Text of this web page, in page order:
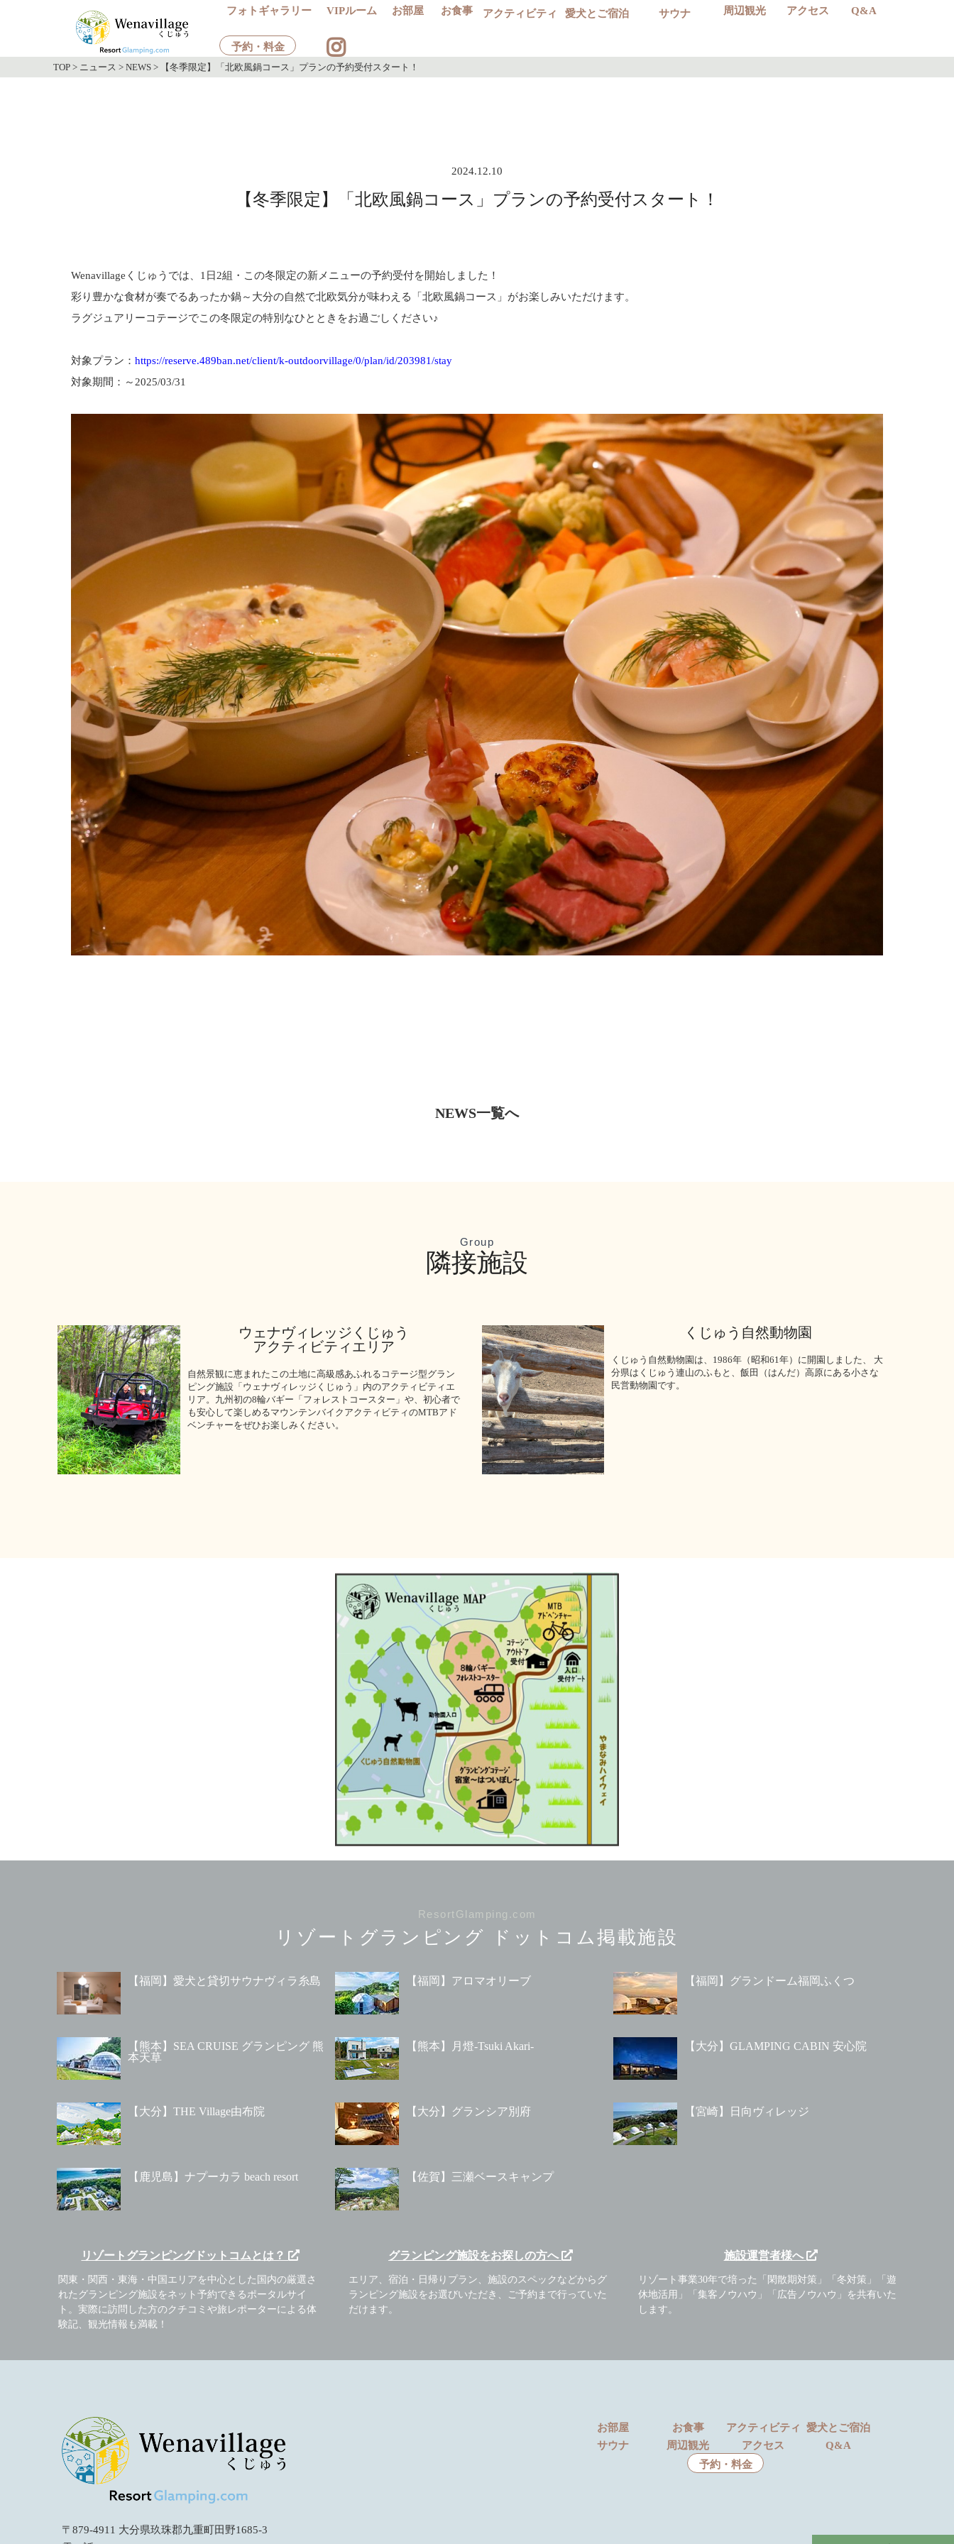
フォトギャラリー VIPルーム お部屋 お食事 アクティビティ 愛犬とご宿泊 サウナ 周辺観光 アクセス Q&A
予約・料金
TOP> ニュース > NEWS> 【冬季限定】「北欧風鍋コース」プランの予約受付スタート！
2024.12.10
【冬季限定】「北欧風鍋コース」プランの予約受付スタート！
Wenavillageくじゅうでは、1日2組・この冬限定の新メニューの予約受付を開始しました！
彩り豊かな食材が奏でるあったか鍋～大分の自然で北欧気分が味わえる「北欧風鍋コース」がお楽しみいただけます。
ラグジュアリーコテージでこの冬限定の特別なひとときをお過ごしください♪
対象プラン： https://reserve.489ban.net/client/k-outdoorvillage/0/plan/id/203981/stay
対象期間：～2025/03/31
NEWS一覧へ
Group
隣接施設
ウェナヴィレッジくじゅう
アクティビティエリア
自然景観に恵まれたこの土地に高級感あふれるコテージ型グラン
ピング施設「ウェナヴィレッジくじゅう」内のアクティビティエ
リア。九州初の8輪バギー「フォレストコースター」や、初心者で
も安心して楽しめるマウンテンバイクアクティビティのMTBアド
ベンチャーをぜひお楽しみください。
くじゅう自然動物園
くじゅう自然動物園は、1986年（昭和61年）に開園しました、 大
分県はくじゅう連山のふもと、飯田（はんだ）高原にある小さな
民営動物園です。
ResortGlamping.com
リゾートグランピング ドットコム掲載施設
【福岡】愛犬と貸切サウナヴィラ糸島 【福岡】アロマオリーブ 【福岡】グランドーム福岡ふくつ
【熊本】SEA CRUISE グランピング 熊
本天草
【熊本】月燈-Tsuki Akari- 【大分】GLAMPING CABIN 安心院
【大分】THE Village由布院 【大分】グランシア別府 【宮崎】日向ヴィレッジ
【鹿児島】ナプーカラ beach resort 【佐賀】三瀬ベースキャンプ
リゾートグランピングドットコムとは？
関東・関西・東海・中国エリアを中心とした国内の厳選さ
れたグランピング施設をネット予約できるポータルサイ
ト。実際に訪問した方のクチコミや旅レポーターによる体
験記、観光情報も満載！
グランピング施設をお探しの方へ
エリア、宿泊・日帰りプラン、施設のスペックなどからグ
ランピング施設をお選びいただき、ご予約まで行っていた
だけます。
施設運営者様へ
リゾート事業30年で培った「閑散期対策」「冬対策」「遊
休地活用」「集客ノウハウ」「広告ノウハウ」を共有いた
します。
〒879-4911 大分県玖珠郡九重町田野1685-3
お部屋 お食事 アクティビティ
愛犬とご宿泊
サウナ
周辺観光 アクセス
Q&A
予約・料金